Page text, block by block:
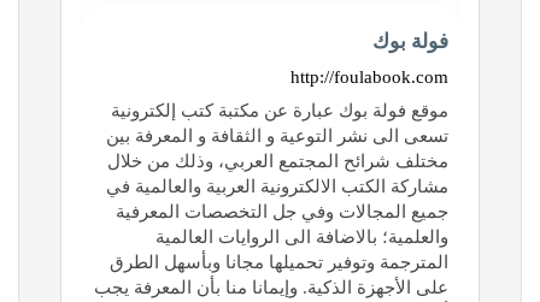
فولة بوك
http://foulabook.com
موقع فولة بوك عبارة عن مكتبة كتب إلكترونية
تسعى الى نشر التوعية و الثقافة و المعرفة بين
مختلف شرائح المجتمع العربي، وذلك من خلال
مشاركة الكتب الالكترونية العربية والعالمية في
جميع المجالات وفي جل التخصصات المعرفية
والعلمية؛ بالاضافة الى الروايات العالمية
المترجمة وتوفير تحميلها مجانا وبأسهل الطرق
على الأجهزة الذكية. وإيمانا منا بأن المعرفة يجب